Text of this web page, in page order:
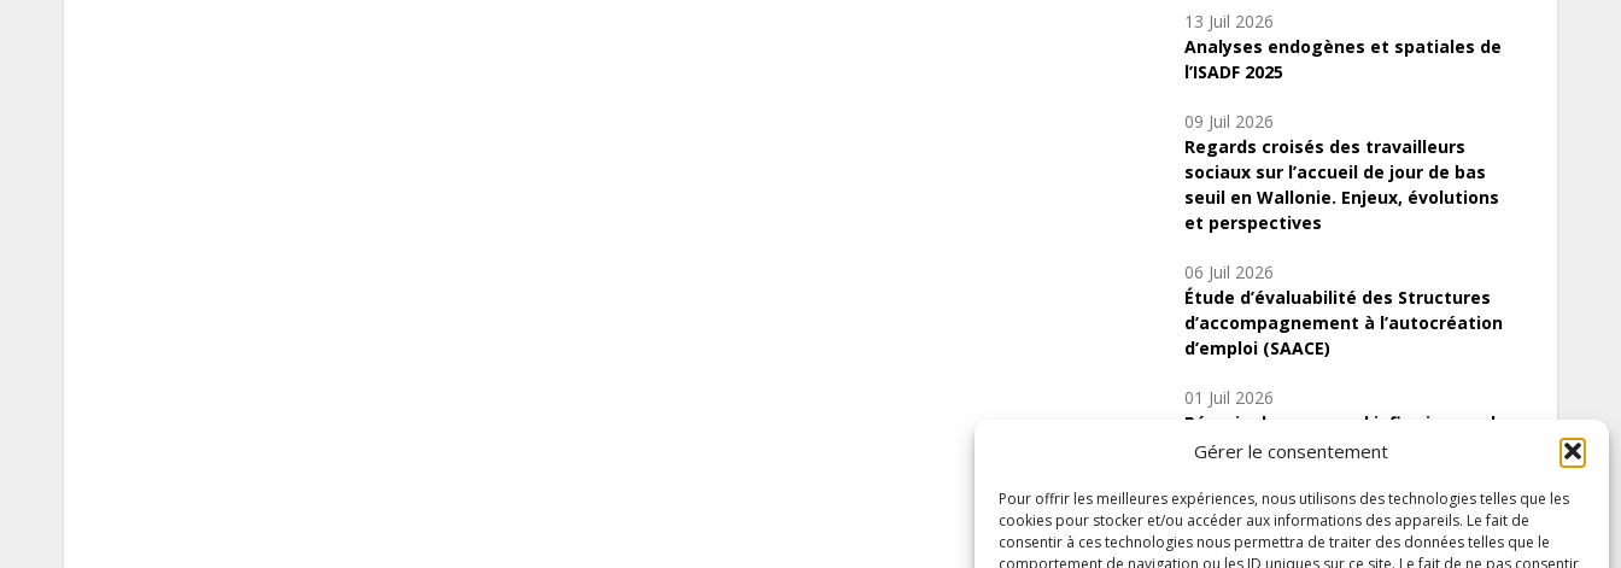
Gérer le consentement
Pour offrir les meilleures expériences, nous utilisons des technologies telles que les
cookies pour stocker et/ou accéder aux informations des appareils. Le fait de
consentir à ces technologies nous permettra de traiter des données telles que le
comportement de navigation ou les ID uniques sur ce site. Le fait de ne pas consentir
13 Juil 2026
Analyses endogènes et spatiales de
l’ISADF 2025
09 Juil 2026
Regards croisés des travailleurs
sociaux sur l’accueil de jour de bas
seuil en Wallonie. Enjeux, évolutions
et perspectives
06 Juil 2026
Étude d’évaluabilité des Structures
d’accompagnement à l’autocréation
d’emploi (SAACE)
01 Juil 2026
Pénurie du personnel infirmier :quels
indicateurs d’offre de soins pour